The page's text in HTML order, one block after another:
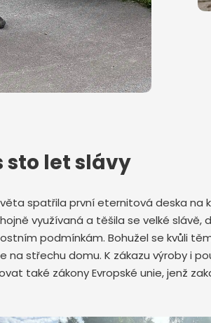
sto let slávy
spatřila první eternitová deska na
využívaná a těšila se velké
podmínkám. Bohužel se kvůli
na střechu domu. K zákazu výroby i
také zákony Evropské unie, jenž